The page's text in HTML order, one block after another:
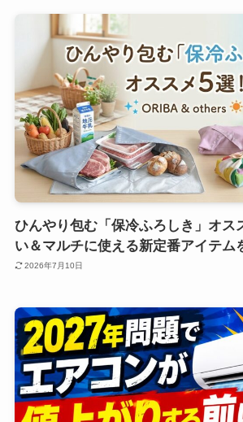
ひんやり包む「保冷ふろしき」オス
い＆マルチに使える新定番アイテム
2026年7月10日